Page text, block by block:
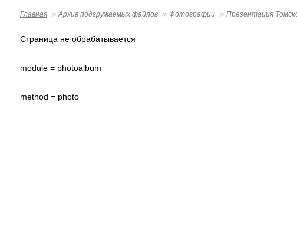
Главная Архив подгружаемых файлов Фотографии Презентация
Страница не обрабатывается
module = photoalbum
method = photo